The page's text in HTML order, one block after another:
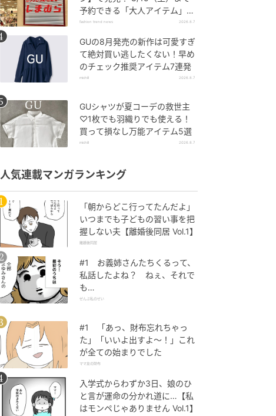
予約できる「大人アイテム」っ
て？
fashion trend news 2026.8.7
GUの8月発売の新作は可愛すぎ
て絶対買い逃したくない！早め
のチェック推奨アイテム7連発
michill 2026.8.7
GUシャツが夏コーデの救世主
♡1枚でも羽織りでも使える！
買って損なし万能アイテム5選
michill 2026.8.7
人気連載マンガランキング
「朝からどこ行ってたんだよ」
いつまでも子どもの習い事を把
握しない夫【離婚後同居 Vol.1】
離婚後同居
#1 お義姉さんたちくるって、
私話したよね？ ねぇ、それで
も…
ぜんぶ私のせい
#1 「あっ、財布忘れちゃっ
た」「いいよ出すよ〜！」これ
が全ての始まりでした
ママ友の財布
入学式からわずか3日、娘のひ
と言が運命の分かれ道に…【私
はモンペじゃありません Vol.1】